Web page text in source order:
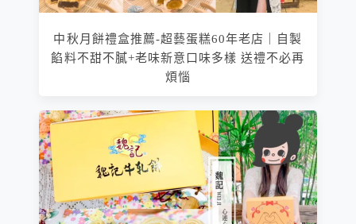
中秋月餅禮盒推薦-超藝蛋糕60年老店｜自製
餡料不甜不膩+老味新意口味多樣 送禮不必再
煩惱